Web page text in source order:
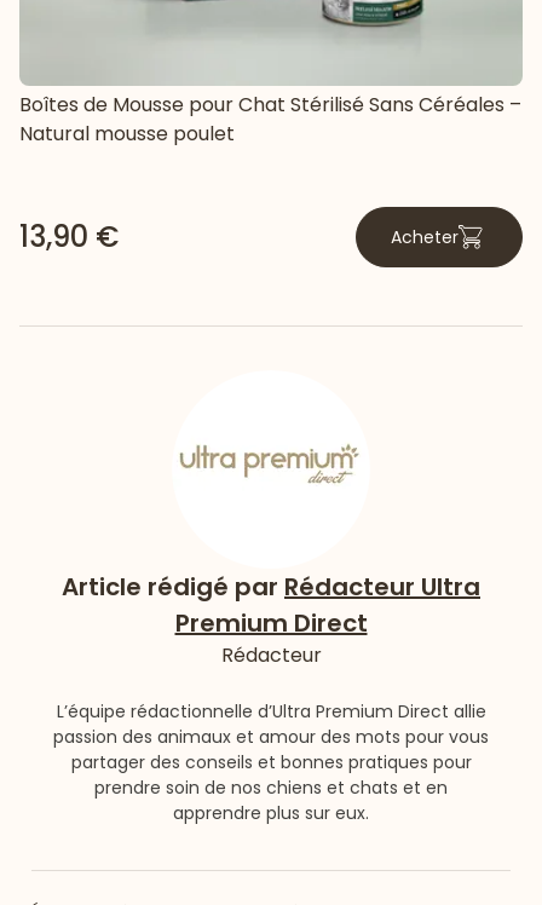
Boîtes de Mousse pour Chat Stérilisé Sans Céréales –
Natural mousse poulet
13,90 € Acheter
Article rédigé par Rédacteur Ultra
Premium Direct
Rédacteur
L’équipe rédactionnelle d’Ultra Premium Direct allie
passion des animaux et amour des mots pour vous
partager des conseils et bonnes pratiques pour
prendre soin de nos chiens et chats et en
apprendre plus sur eux.